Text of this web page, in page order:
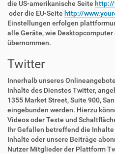
die US-amerikanische Seite
oder die EU-Seite http://
Einstellungen erfolgen
alle Geräte, wie
übernommen.
Twitter
Innerhalb unseres
Inhalte des Dienstes Twitter,
1355 Market Street, Suite 900,
eingebunden werden. Hierzu
Videos oder Texte und
Ihr Gefallen betreffend die
Inhalte oder unsere Beiträge
Nutzer Mitglieder der Plattform